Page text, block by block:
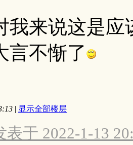
我来说这是
言不惭了
| 显示全部楼层
表于 2022-1-13